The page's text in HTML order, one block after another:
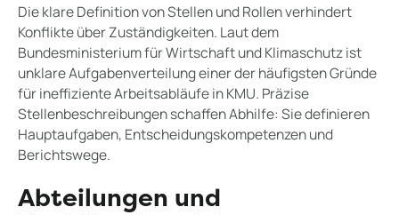
Die klare Definition von Stellen und Rollen verhindert
Konflikte über Zuständigkeiten. Laut dem
Bundesministerium für Wirtschaft und Klimaschutz ist
unklare Aufgabenverteilung einer der häufigsten Gründe
für ineffiziente Arbeitsabläufe in KMU. Präzise
Stellenbeschreibungen schaffen Abhilfe: Sie definieren
Hauptaufgaben, Entscheidungskompetenzen und
Berichtswege.
Abteilungen und